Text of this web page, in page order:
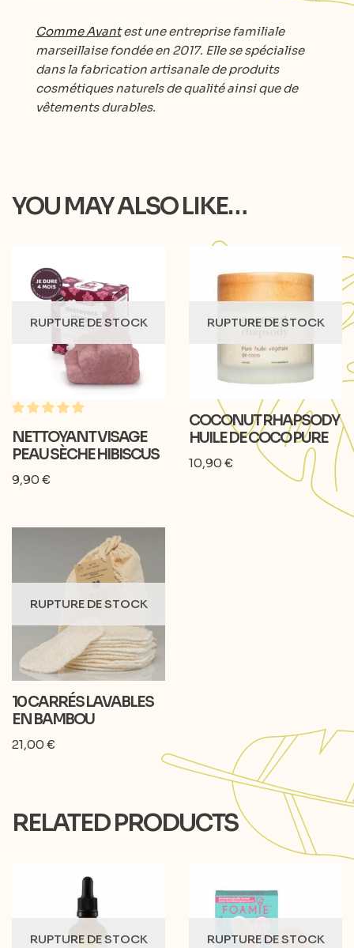
Comme Avantest une entreprise familiale
marseillaise fondée en 2017. Elle se spécialise
dans la fabrication artisanale de produits
cosmétiques naturels de qualité ainsi que de
vêtements durables.
YOU MAY ALSO LIKE…
RUPTURE DE STOCK
NETTOYANT VISAGE
PEAU SÈCHE HIBISCUS
9,90€
RUPTURE DE STOCK
COCONUT RHAPSODY
HUILE DE COCO PURE
10,90€
RUPTURE DE STOCK
10 CARRÉS LAVABLES
EN BAMBOU
21,00€
RELATED PRODUCTS
RUPTURE DE STOCK RUPTURE DE STOCK